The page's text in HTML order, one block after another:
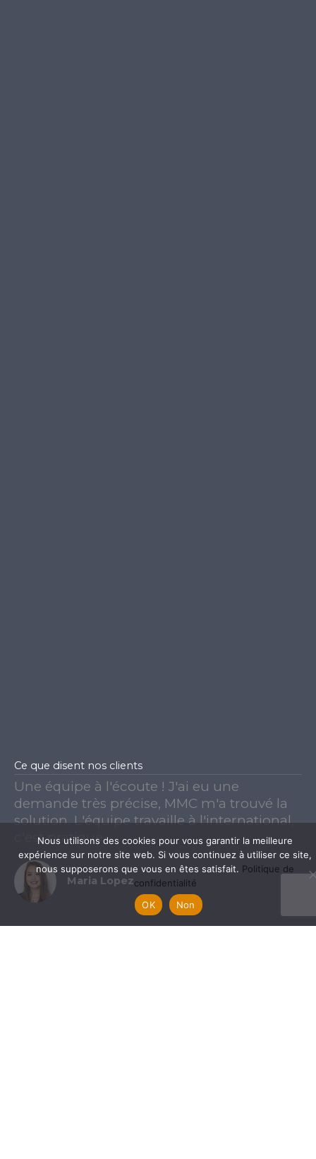
Ce que disent nos clients
Une équipe à l'écoute ! J'ai eu une
demande très précise, MMC m'a trouvé la
solution. L'équipe travaille à l'international,
c'est pratique.
Maria Lopez
Nous utilisons des cookies pour vous garantir la meilleure
expérience sur notre site web. Si vous continuez à utiliser ce site,
nous supposerons que vous en êtes satisfait. Politique de
confidentialité
OK
Non